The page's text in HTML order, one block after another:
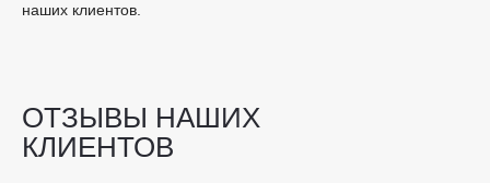
наших клиентов.
ОТЗЫВЫ НАШИХ
КЛИЕНТОВ